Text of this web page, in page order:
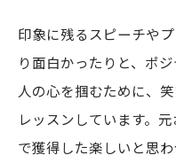
印象に残るスピーチや
り面白かったりと、ポ
人の心を掴むために、
レッスンしています。
で獲得した楽しいと思